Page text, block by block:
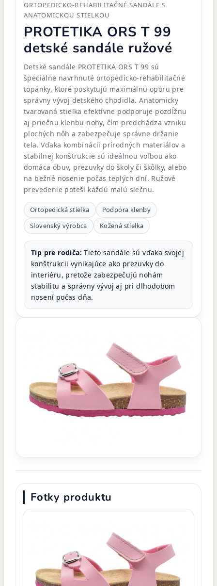
ORTOPEDICKO-REHABILITAČNÉ SANDÁLE S
ANATOMICKOU STIELKOU
PROTETIKA ORS T 99
detské sandále ružové
Detské sandále PROTETIKA ORS T 99 sú
špeciálne navrhnuté ortopedicko-rehabilitačné
topánky, ktoré poskytujú maximálnu oporu pre
správny vývoj detského chodidla. Anatomicky
tvarovaná stielka efektívne podporuje pozdĺžnu
aj priečnu klenbu nohy, čím predchádza vzniku
plochých nôh a zabezpečuje správne držanie
tela. Vďaka kombinácii prírodných materiálov a
stabilnej konštrukcie sú ideálnou voľbou ako
domáca obuv, prezuvky do školy či škôlky, alebo
na bežné nosenie počas teplých dní. Ružové
prevedenie poteší každú malú slečnu.
Ortopedická stielka
Podpora klenby
Slovenský výrobca
Kožená stielka
Tip pre rodiča: Tieto sandále sú vďaka svojej
konštrukcii vynikajúce ako prezuvky do
interiéru, pretože zabezpečujú nohám
stabilitu a správny vývoj aj pri dlhodobom
nosení počas dňa.
Fotky produktu